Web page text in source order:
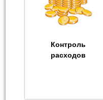
Контроль
расходов